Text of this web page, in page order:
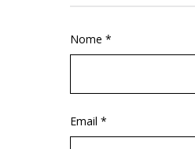
Nome *
Email *